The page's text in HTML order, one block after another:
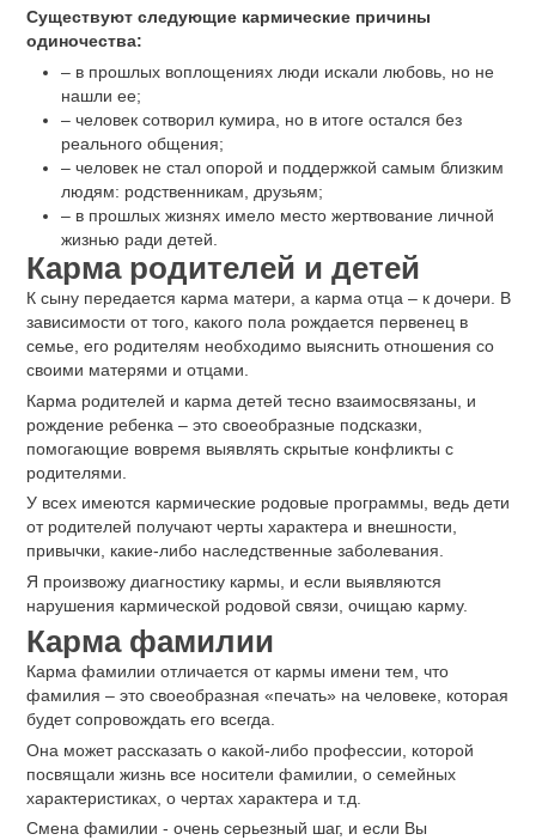
Существуют следующие кармические причины
одиночества:
‒ в прошлых воплощениях люди искали любовь, но не
нашли ее;
‒ человек сотворил кумира, но в итоге остался без
реального общения;
‒ человек не стал опорой и поддержкой самым близким
людям: родственникам, друзьям;
‒ в прошлых жизнях имело место жертвование личной
жизнью ради детей.
Карма родителей и детей
К сыну передается карма матери, а карма отца ‒ к дочери. В
зависимости от того, какого пола рождается первенец в
семье, его родителям необходимо выяснить отношения со
своими матерями и отцами.
Карма родителей и карма детей тесно взаимосвязаны, и
рождение ребенка ‒ это своеобразные подсказки,
помогающие вовремя выявлять скрытые конфликты с
родителями.
У всех имеются кармические родовые программы, ведь дети
от родителей получают черты характера и внешности,
привычки, какие-либо наследственные заболевания.
Я произвожу диагностику кармы, и если выявляются
нарушения кармической родовой связи, очищаю карму.
Карма фамилии
Карма фамилии отличается от кармы имени тем, что
фамилия ‒ это своеобразная «печать» на человеке, которая
будет сопровождать его всегда.
Она может рассказать о какой-либо профессии, которой
посвящали жизнь все носители фамилии, о семейных
характеристиках, о чертах характера и т.д.
Смена фамилии - очень серьезный шаг, и если Вы